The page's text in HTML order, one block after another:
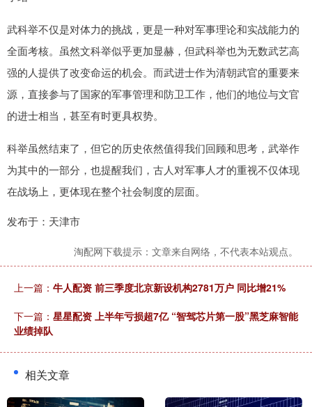
武科举不仅是对体力的挑战，更是一种对军事理论和实战能力的
全面考核。虽然文科举似乎更加显赫，但武科举也为无数武艺高
强的人提供了改变命运的机会。而武进士作为清朝武官的重要来
源，直接参与了国家的军事管理和防卫工作，他们的地位与文官
的进士相当，甚至有时更具权势。
科举虽然结束了，但它的历史依然值得我们回顾和思考，武举作
为其中的一部分，也提醒我们，古人对军事人才的重视不仅体现
在战场上，更体现在整个社会制度的层面。
发布于：天津市
淘配网下载提示：文章来自网络，不代表本站观点。
上一篇： 牛人配资 前三季度北京新设机构2781万户 同比增21%
下一篇： 星星配资 上半年亏损超7亿 “智驾芯片第一股”黑芝麻智能
业绩掉队
相关文章